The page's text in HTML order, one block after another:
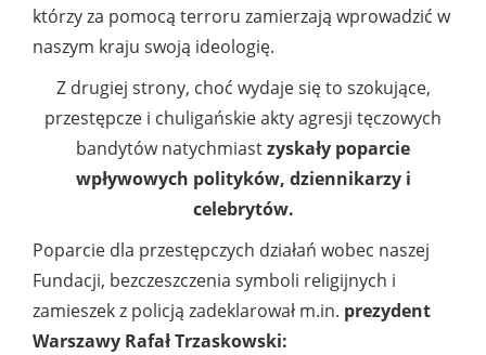
którzy za pomocą terroru zamierzają wprowadzić w
naszym kraju swoją ideologię.
Z drugiej strony, choć wydaje się to szokujące,
przestępcze i chuligańskie akty agresji tęczowych
bandytów natychmiastzyskały poparcie
wpływowych polityków, dziennikarzy i
celebrytów.
Poparcie dla przestępczych działań wobec naszej
Fundacji, bezczeszczenia symboli religijnych i
zamieszek z policją zadeklarował m.in. prezydent
Warszawy Rafał Trzaskowski: